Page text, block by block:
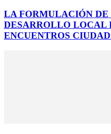
LA FORMULACIÓN DE
DESARROLLO LOCAL
ENCUENTROS